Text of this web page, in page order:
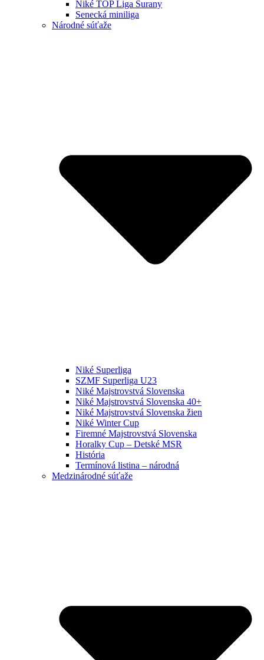
Niké TOP Liga Šurany
Senecká miniliga
Národné súťaže
Niké Superliga
SZMF Superliga U23
Niké Majstrovstvá Slovenska
Niké Majstrovstvá Slovenska 40+
Niké Majstrovstvá Slovenska žien
Niké Winter Cup
Firemné Majstrovstvá Slovenska
Horalky Cup – Detské MSR
História
Termínová listina – národná
Medzinárodné súťaže